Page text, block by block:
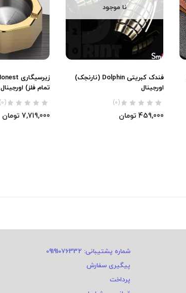
نا موجود
فندک کبریتی Dolphin (نارنجک)
اورجینال
(0)
459,000 تومان
تمام فلز) اورجینال
(0)
7,719,000 تومان
شماره پشتیبانی: 09191076332
پیگیری سفارش
پرداخت